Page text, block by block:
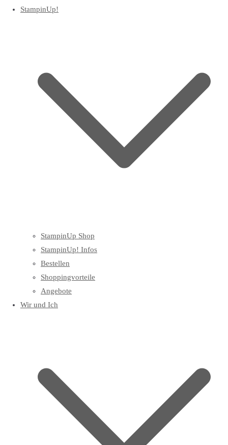
StampinUp!
StampinUp Shop
StampinUp! Infos
Bestellen
Shoppingvorteile
Angebote
Wir und Ich